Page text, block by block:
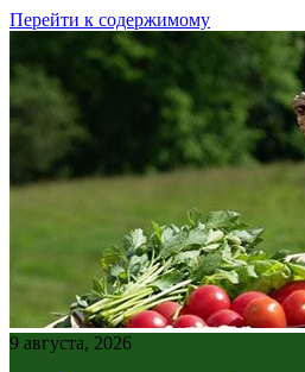
Перейти к содержимому
9 августа, 2026